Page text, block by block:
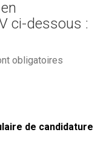
ci-dessous :
obligatoires
de candidature